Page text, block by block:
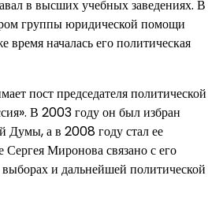
в высших учебных заведениях. В
группы юридической помощи
началась его политическая
пост председателя политической
В 2003 году он был избран
Думы, а в 2008 году стал ее
Миронова связано с его
и дальнейшей политической